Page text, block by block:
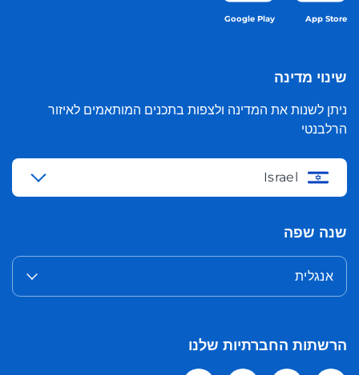
App Store
Google Play
שינוי מדינה
ניתן לשנות את המדינה ולצפות בתכנים המותאמים לאיזור
הרלבנטי
Israel
שנה שפה
אנגלית
הרשתות החברתיות שלנו